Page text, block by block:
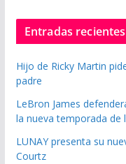
Entradas recientes
Hijo de Ricky Martin
padre
LeBron James
la nueva temporada de
LUNAY presenta su
Courtz